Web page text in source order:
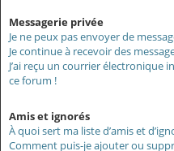
Messagerie privée
Je ne peux pas envoyer de
Je continue à recevoir des
J’ai reçu un courrier électronique
ce forum !
Amis et ignorés
À quoi sert ma liste d’amis et
Comment puis-je ajouter ou